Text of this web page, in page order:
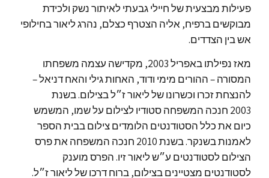
פעילות מבצעית של חיילי גבעתי לאיתור נשק ולכידת
מבוקשים ברפיח, אליה הצטרף כצלם, נהרג ליאור בחילופי
אש בין הצדדים.
מאז נפילתו באפריל 2003, מקדישה עצמה משפחתו
המסורה – ההורים מימי ודוד, האחות גילי והאח דניאל –
להנצחת זכרו וכשרונו של ליאור ז״ל בצילום. בשנת
2003 חנכה המשפחה סטודיו לצילום על שמו, המשמש
כיום את כלל הסטודנטים הלומדים צילום בבית הספר
לאמנות בשנקר. בשנת 2010 חנכה המשפחה את פרס
הצילום לסטודנטים ע״ש ליאור זיו. הפרס מוענק
לסטודנטים מצטיינים בצילום, ברוח דרכו של ליאור ז״ל.